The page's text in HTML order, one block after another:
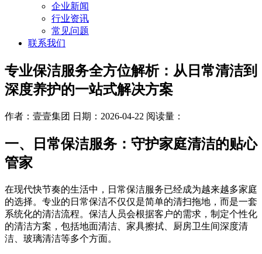
企业新闻
行业资讯
常见问题
联系我们
专业保洁服务全方位解析：从日常清洁到
深度养护的一站式解决方案
作者：壹壹集团 日期：2026-04-22 阅读量：
一、日常保洁服务：守护家庭清洁的贴心
管家
在现代快节奏的生活中，日常保洁服务已经成为越来越多家庭
的选择。专业的日常保洁不仅仅是简单的清扫拖地，而是一套
系统化的清洁流程。保洁人员会根据客户的需求，制定个性化
的清洁方案，包括地面清洁、家具擦拭、厨房卫生间深度清
洁、玻璃清洁等多个方面。